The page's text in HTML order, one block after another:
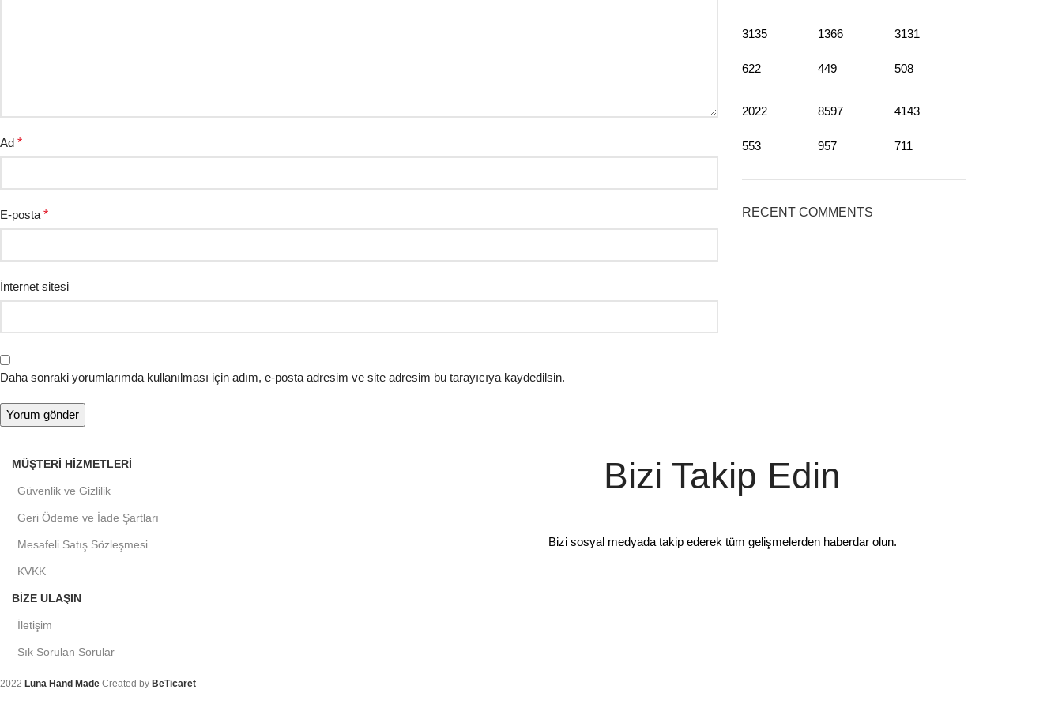
Ad *
E-posta *
İnternet sitesi
Daha sonraki yorumlarımda kullanılması için adım, e-posta adresim ve site adresim bu tarayıcıya kaydedilsin.
3135
622
1366
449
3131
508
2022
553
8597
957
4143
711
RECENT COMMENTS
MÜŞTERI HIZMETLERI
Güvenlik ve Gizlilik
Geri Ödeme ve İade Şartları
Mesafeli Satış Sözleşmesi
KVKK
BIZE ULAŞIN
İletişim
Sık Sorulan Sorular
Bizi Takip Edin
Bizi sosyal medyada takip ederek tüm gelişmelerden haberdar olun.
2022 Luna Hand Made Created by BeTicaret